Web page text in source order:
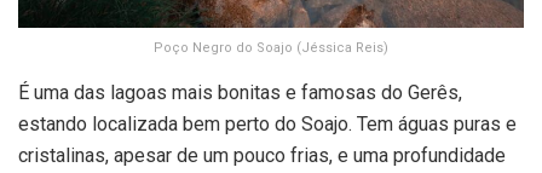
Poço Negro do Soajo (Jéssica Reis)
É uma das lagoas mais bonitas e famosas do Gerês,
estando localizada bem perto do Soajo. Tem águas puras e
cristalinas, apesar de um pouco frias, e uma profundidade